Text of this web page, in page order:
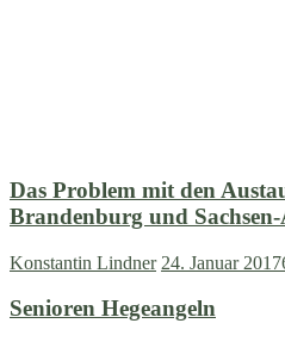
Das Problem mit den
Brandenburg und
Konstantin Lindner 24. Januar 2017
Senioren Hegeangeln